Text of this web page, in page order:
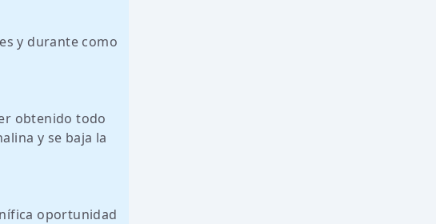
y durante como
obtenido todo
y se baja la
oportunidad